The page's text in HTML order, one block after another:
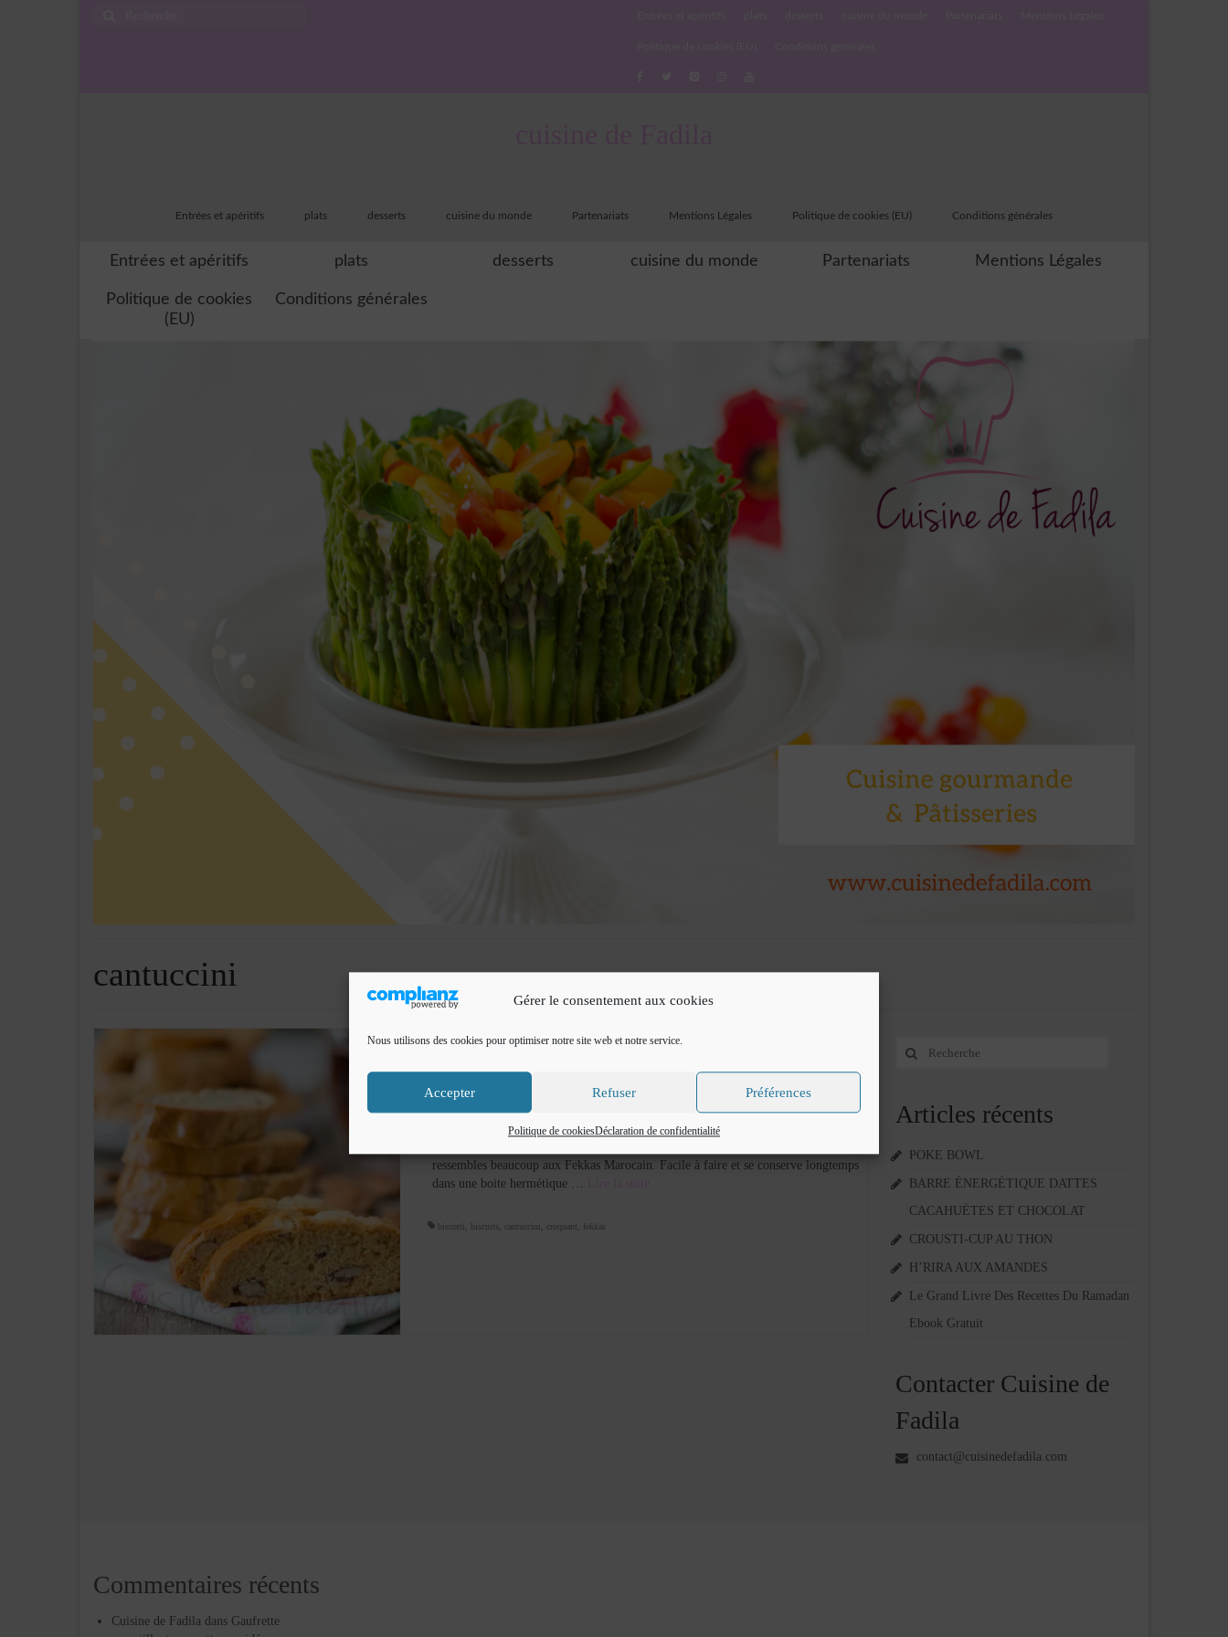
Gérer le consentement aux cookies
Nous utilisons des cookies pour optimiser notre site web et notre service.
Accepter Refuser Préférences
Politique de cookiesDéclaration de confidentialité
Entrées et apéritifs plats desserts cuisine du monde Partenariats Mentions Légales Politique de cookies (EU) Conditions générales
Entrées et apéritifs plats desserts cuisine du monde Partenariats Mentions Légales
Politique de cookies
(EU)
Conditions générales
cantuccini
AVR 2016
Biscotti aux amandes
parCuisine de Fadila
Biscotti aux amandes Bonjour Je vous propose une recette de biscotti aux amandes,
ressembles beaucoup aux Fekkas Marocain. Facile à faire et se conserve longtemps
dans une boite hermétique …
biscotti, biscuits, cantuccini, croquant, fekkas
Rechercher
Articles récents
POKE BOWL
BARRE ÉNERGÉTIQUE DATTES
CACAHUÈTES ET CHOCOLAT
CROUSTI-CUP AU THON
H’RIRA AUX AMANDES
Le Grand Livre Des Recettes Du Ramadan
Ebook Gratuit
Contacter Cuisine de
Fadila
contact@cuisinedefadila.com
Commentaires récents
Cuisine de Fadila dans Gaufrette